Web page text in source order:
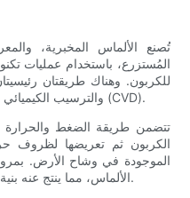
تُصنع الألماس المخبرية،
المُستزرع، باستخدام عمليات
للكربون. وهناك طريقتان
ودرجة الحرارة العالية (HPHT) والترسيب الكيميائي للبخار (CVD).
تتضمن طريقة الضغط والحرارة
الكربون ثم تعريضها لظروف
الموجودة في وشاح الأرض.
الألماس، مما ينتج عنه بنية بلورية مطابقة لبنية الألماس الطبيعي.